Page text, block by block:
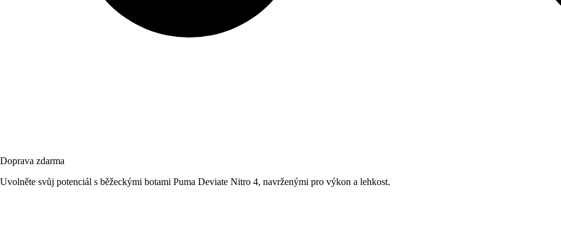
Doprava zdarma
Uvolněte svůj potenciál s běžeckými botami Puma Deviate Nitro 4, navrženými pro výkon a lehkost.